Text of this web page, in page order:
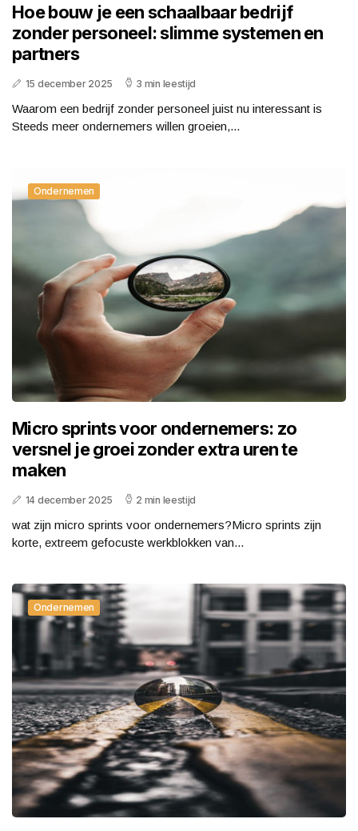
Hoe bouw je een schaalbaar bedrijf
zonder personeel: slimme systemen en
partners
15 december 2025 3 min leestijd
Waarom een bedrijf zonder personeel juist nu interessant is
Steeds meer ondernemers willen groeien,...
Ondernemen
Micro sprints voor ondernemers: zo
versnel je groei zonder extra uren te
maken
14 december 2025 2 min leestijd
wat zijn micro sprints voor ondernemers?Micro sprints zijn
korte, extreem gefocuste werkblokken van...
Ondernemen